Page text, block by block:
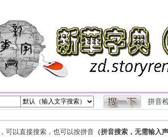
拼音
可以直接搜索，也可以按拼音（拼音搜索，无需输入声